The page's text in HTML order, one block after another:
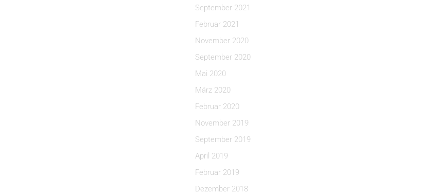
September 2021
Februar 2021
November 2020
September 2020
Mai 2020
März 2020
Februar 2020
November 2019
September 2019
April 2019
Februar 2019
Dezember 2018